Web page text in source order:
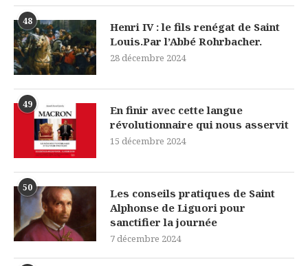
48
Henri IV : le fils renégat de Saint
Louis.Par l’Abbé Rohrbacher.
28 décembre 2024
49
En finir avec cette langue
révolutionnaire qui nous asservit
15 décembre 2024
50
Les conseils pratiques de Saint
Alphonse de Liguori pour
sanctifier la journée
7 décembre 2024